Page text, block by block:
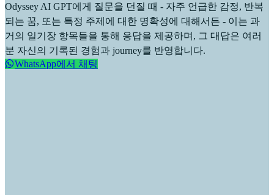
Odyssey AI GPT에게 질문을 던질 때 - 자주 언급한 감정, 반복
되는 꿈, 또는 특정 주제에 대한 명확성에 대해서든 - 이는 과
거의 일기장 항목들을 통해 응답을 제공하며, 그 대답은 여러
분 자신의 기록된 경험과 journey를 반영합니다.
WhatsApp에서 채팅